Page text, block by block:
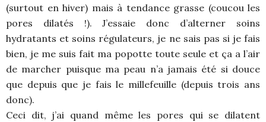
(surtout en hiver) mais à tendance grasse (coucou les
pores dilatés !). J’essaie donc d’alterner soins
hydratants et soins régulateurs, je ne sais pas si je fais
bien, je me suis fait ma popotte toute seule et ça a l’air
de marcher puisque ma peau n’a jamais été si douce
que depuis que je fais le millefeuille (depuis trois ans
donc).
Ceci dit, j’ai quand même les pores qui se dilatent